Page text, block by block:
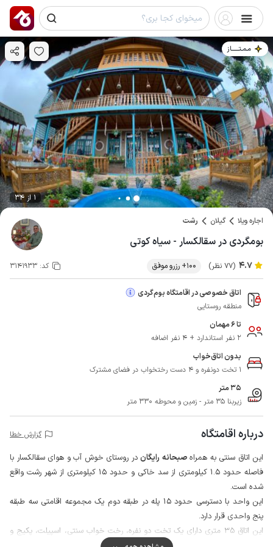
مـمـتــــــاز
1 از 34
اجاره ویلا گیلان رشت
بومگردی در سقالکسار - سیاه کوتی
4.7 (77 نظر) 100+ رزرو موفق کد: 3141933
اتاق خصوصی در اقامتگاه بوم‌گردی
منطقه روستایی
تا 6 مهمان
2 نفر استاندارد + 4 نفر اضافه
بدون اتاق‌خواب
1 تخت دونفره و 4 دست رختخواب در فضای مشترک
35 متر
زیربنا 35 متر - زمین و محوطه 330 متر
درباره اقامتگاه گزارش خطا
این اتاق سنتی به همراهصبحانه رایگان در روستای خوش آب و هوای سقالکسار با
فاصله حدود 1.5 کیلومتری از سد خاکی و حدود 15 کیلومتری از شهر رشت واقع
شده است.
این واحد با دسترسی حدود 15 پله در طبقه دوم یک مجموعه اقامتی سه طبقه
پنج واحدی قرار دارد.
این اتاق 35 متری دارای یک تخت دو نفره، رخت خواب سنتی، اسپیلت،‌ پکیج و